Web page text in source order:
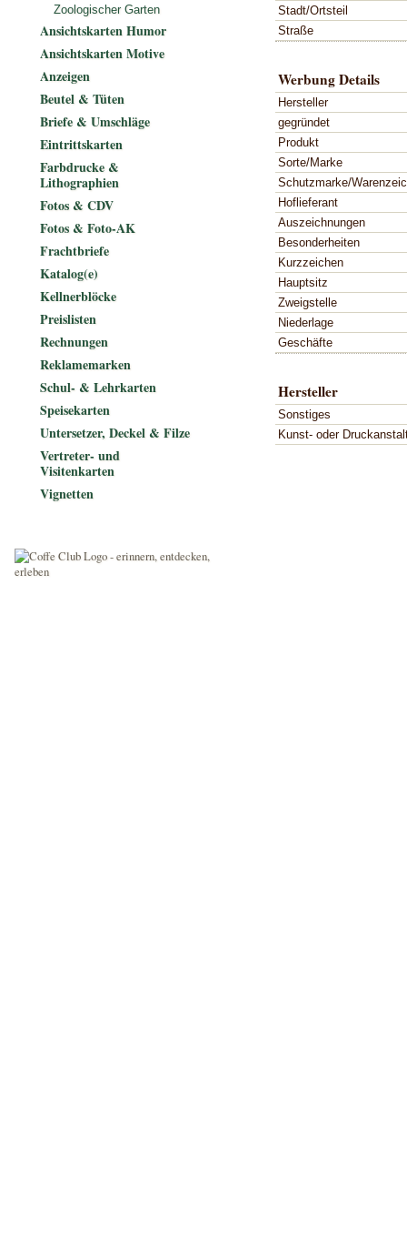
Stadt/Ortsteil
Straße
Werbung Details
Hersteller
gegründet
Produkt
Sorte/Marke
Schutzmarke/
Hoflieferant
Auszeichnungen
Besonderheiten
Kurzzeichen
Hauptsitz
Zweigstelle
Niederlage
Geschäfte
Hersteller
Sonstiges
Kunst- oder
Zoologischer Garten
Ansichtskarten Humor
Ansichtskarten Motive
Anzeigen
Beutel & Tüten
Briefe & Umschläge
Eintrittskarten
Farbdrucke &
Lithographien
Fotos & CDV
Fotos & Foto-AK
Frachtbriefe
Katalog(e)
Kellnerblöcke
Preislisten
Rechnungen
Reklamemarken
Schul- & Lehrkarten
Speisekarten
Untersetzer, Deckel & Filze
Vertreter- und
Visitenkarten
Vignetten